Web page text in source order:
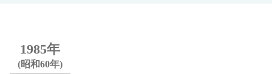
1985年
(昭和60年)